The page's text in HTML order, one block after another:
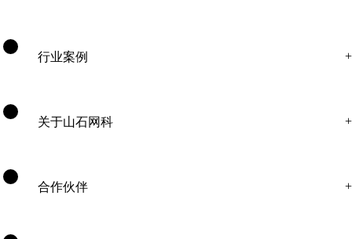
行业案例
关于山石网科
合作伙伴